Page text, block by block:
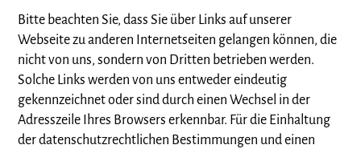
Bitte beachten Sie, dass Sie über Links auf unserer
Webseite zu anderen Internetseiten gelangen können, die
nicht von uns, sondern von Dritten betrieben werden.
Solche Links werden von uns entweder eindeutig
gekennzeichnet oder sind durch einen Wechsel in der
Adresszeile Ihres Browsers erkennbar. Für die Einhaltung
der datenschutzrechtlichen Bestimmungen und einen